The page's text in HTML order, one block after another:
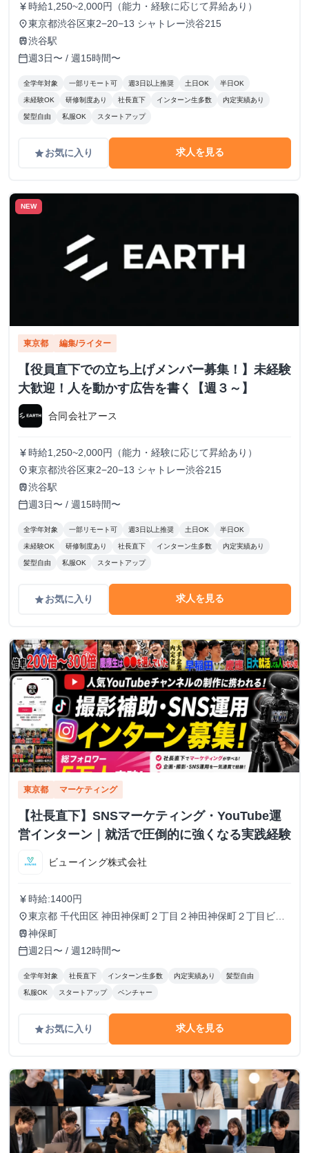
currency_yen 時給1,250~2,000円（能力・経験に応じて昇給あり）
place東京都渋谷区東2−20−13 シャトレー渋谷215
train渋谷駅
calendar_today週3日〜 / 週15時間〜
全学年対象 一部リモート可 週3日以上推奨 土日OK 半日OK
未経験OK 研修制度あり 社長直下 インターン生多数 内定実績あり
髪型自由 私服OK スタートアップ
gradeお気に入り 求人を見る
NEW
東京都 編集/ライター
【役員直下での立ち上げメンバー募集！】未経験
大歓迎！人を動かす広告を書く【週３～】
合同会社アース
currency_yen 時給1,250~2,000円（能力・経験に応じて昇給あり）
place東京都渋谷区東2−20−13 シャトレー渋谷215
train渋谷駅
calendar_today週3日〜 / 週15時間〜
全学年対象 一部リモート可 週3日以上推奨 土日OK 半日OK
未経験OK 研修制度あり 社長直下 インターン生多数 内定実績あり
髪型自由 私服OK スタートアップ
gradeお気に入り 求人を見る
東京都 マーケティング
【社長直下】SNSマーケティング・YouTube運
営インターン｜就活で圧倒的に強くなる実践経験
ビューイング株式会社
currency_yen 時給:1400円
place東京都 千代田区 神田神保町２丁目２神田神保町２丁目ビル
５０２号室
train神保町
calendar_today週2日〜 / 週12時間〜
全学年対象 社長直下 インターン生多数 内定実績あり 髪型自由
私服OK スタートアップ ベンチャー
gradeお気に入り 求人を見る